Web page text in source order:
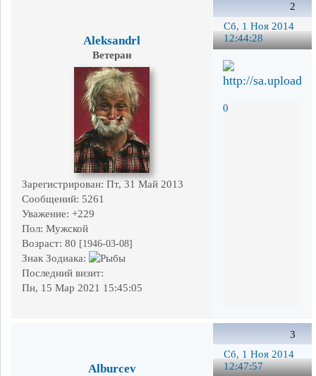
2
Сб, 1 Ноя 2014
12:44:28
Aleksandrl
Ветеран
Зарегистрирован: Пт, 31 Май 2013
Сообщений: 5261
Уважение: +229
Пол: Мужской
Возраст: 80 [1946-03-08]
Знак Зодиака:
Последний визит:
Пн, 15 Мар 2021 15:45:05
0
3
Сб, 1 Ноя 2014
12:47:57
Alburcev